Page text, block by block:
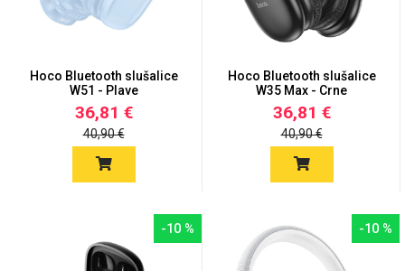
Hoco Bluetooth slušalice
W51 - Plave
36,81 €
40,90 €
Hoco Bluetooth slušalice
W35 Max - Crne
36,81 €
40,90 €
-10 % -10 %
Love motivi I Need Some Space